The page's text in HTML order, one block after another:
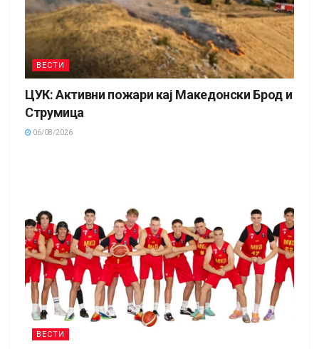
ВЕСТИ
ЦУК: Активни пожари кај Македонски Брод и
Струмица
06/08/2026
ВЕСТИ